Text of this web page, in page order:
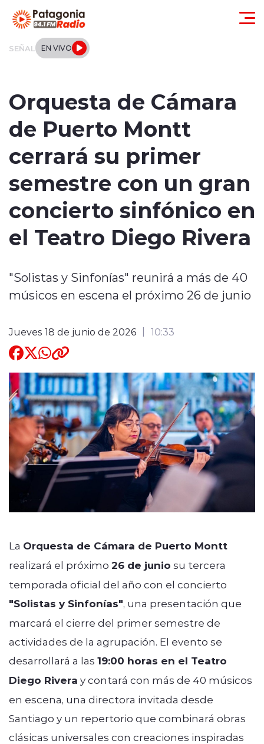
SEÑAL EN VIVO
Regionales
Internacional
Deportes
Quienes Somos
modo claro
Orquesta de Cámara
de Puerto Montt
cerrará su primer
semestre con un gran
concierto sinfónico en
el Teatro Diego Rivera
"Solistas y Sinfonías" reunirá a más de 40
músicos en escena el próximo 26 de junio
Jueves 18 de junio de 2026 10:33
La Orquesta de Cámara de Puerto Montt
realizará el próximo 26 de junio su tercera
temporada oficial del año con el concierto
"Solistas y Sinfonías", una presentación que
marcará el cierre del primer semestre de
actividades de la agrupación. El evento se
desarrollará a las 19:00 horas en el Teatro
Diego Rivera y contará con más de 40 músicos
en escena, una directora invitada desde
Santiago y un repertorio que combinará obras
clásicas universales con creaciones inspiradas